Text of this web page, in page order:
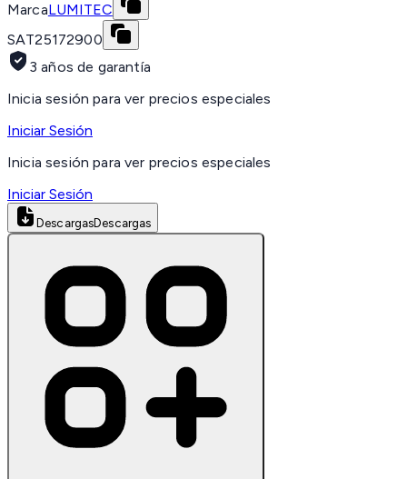
MarcaLUMITEC
SAT25172900
3 años de garantía
Inicia sesión para ver precios especiales
Iniciar Sesión
Inicia sesión para ver precios especiales
Iniciar Sesión
DescargasDescargas